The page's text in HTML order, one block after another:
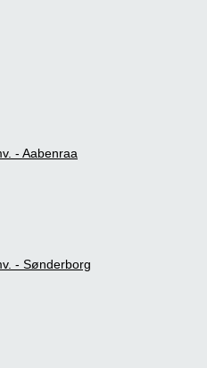
- Aabenraa
- Sønderborg